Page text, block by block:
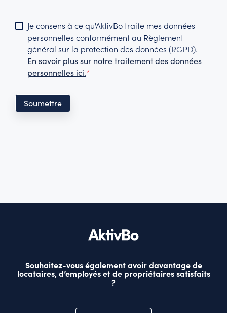
Je consens à ce qu'AktivBo traite mes données
personnelles conformément au Règlement
général sur la protection des données (RGPD).
En savoir plus sur notre traitement des données
personnelles ici.*
Souhaitez-vous également avoir davantage de
locataires, d’employés et de propriétaires satisfaits
?